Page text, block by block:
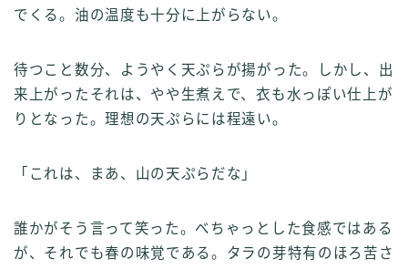
でくる。油の温度も十分に上がらない。
待つこと数分、ようやく天ぷらが揚がった。しかし、出
来上がったそれは、やや生煮えで、衣も水っぽい仕上が
りとなった。理想の天ぷらには程遠い。
「これは、まあ、山の天ぷらだな」
誰かがそう言って笑った。べちゃっとした食感ではある
が、それでも春の味覚である。タラの芽特有のほろ苦さ